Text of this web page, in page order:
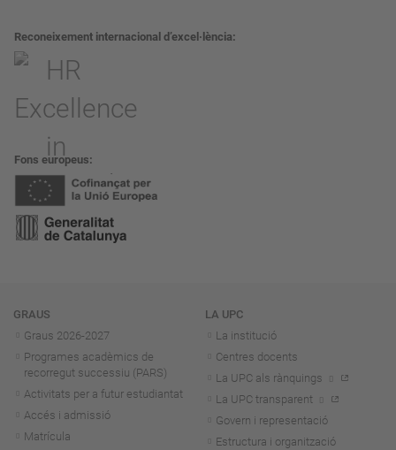
Reconeixement internacional d’excel·lència
Fons europeus
Navegació
GRAUS
Graus 2026-2027
Programes acadèmics de
recorregut successiu (PARS)
Activitats per a futur estudiantat
Accés i admissió
Matrícula
LA UPC
La institució
Centres docents
La UPC als rànquings
La UPC transparent
Govern i representació
Estructura i organització